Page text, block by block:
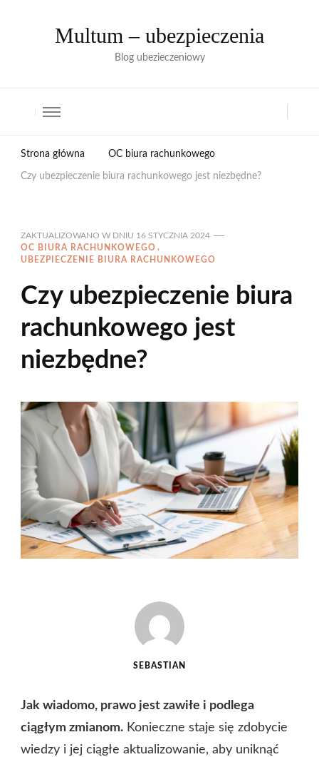
Multum – ubezpieczenia
Blog ubezieczeniowy
Strona główna OC biura rachunkowego
Czy ubezpieczenie biura rachunkowego jest niezbędne?
ZAKTUALIZOWANO W DNIU 16 STYCZNIA 2024
OC BIURA RACHUNKOWEGO
UBEZPIECZENIE BIURA RACHUNKOWEGO
Czy ubezpieczenie biura
rachunkowego jest
niezbędne?
SEBASTIAN
Jak wiadomo, prawo jest zawiłe i podlega
ciągłym zmianom. Konieczne staje się zdobycie
wiedzy i jej ciągłe aktualizowanie, aby uniknąć